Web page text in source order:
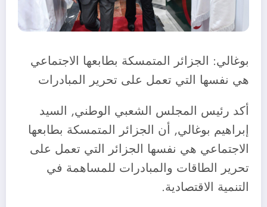
بوغالي: الجزائر المتمسكة بطابعها الاجتماعي
هي نفسها التي تعمل على تحرير المبادرات
أكد رئيس المجلس الشعبي الوطني, السيد
إبراهيم بوغالي, أن الجزائر المتمسكة بطابعها
الاجتماعي هي نفسها الجزائر التي تعمل على
تحرير الطاقات والمبادرات للمساهمة في
التنمية الاقتصادية.